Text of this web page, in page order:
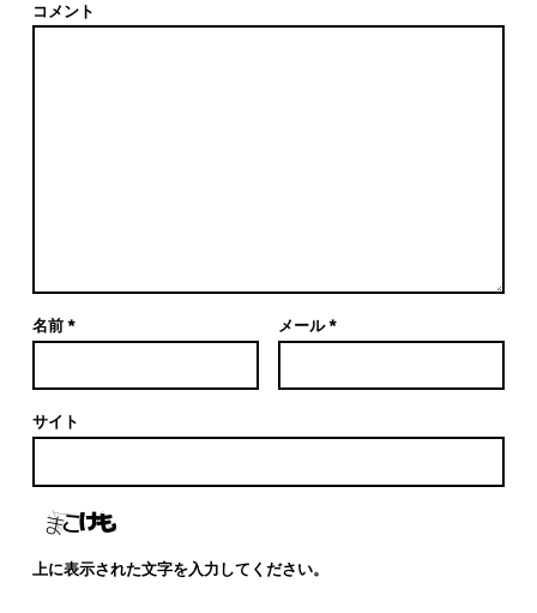
コメント
名前 * メール*
サイト
上に表示された文字を入力してください。